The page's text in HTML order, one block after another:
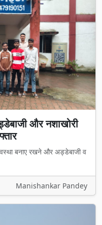
और नशाखोरी
बनाए रखने और अड्डेबाजी व
Manishankar Pandey